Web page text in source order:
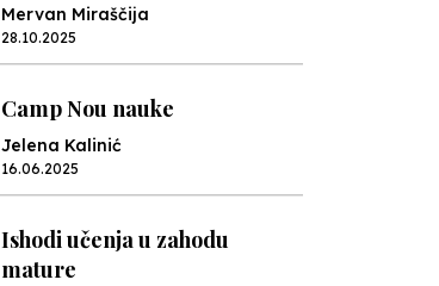
Mervan Miraščija
28.10.2025
Camp Nou nauke
Jelena Kalinić
16.06.2025
Ishodi učenja u zahodu
mature